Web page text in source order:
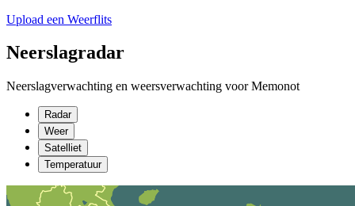
Upload een Weerflits
Neerslagradar
Neerslagverwachting en weersverwachting voor Memonot
Radar
Weer
Satelliet
Temperatuur